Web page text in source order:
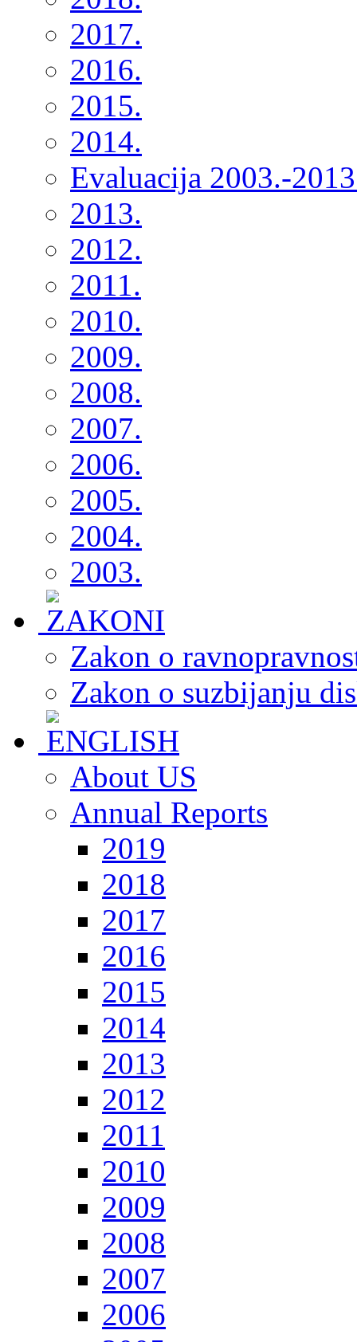
2017.
2016.
2015.
2014.
Evaluacija 2003.-
2013.
2012.
2011.
2010.
2009.
2008.
2007.
2006.
2005.
2004.
2003.
Zakon o
Zakon o suzbijanju
About US
Annual Reports
2019
2018
2017
2016
2015
2014
2013
2012
2011
2010
2009
2008
2007
2006